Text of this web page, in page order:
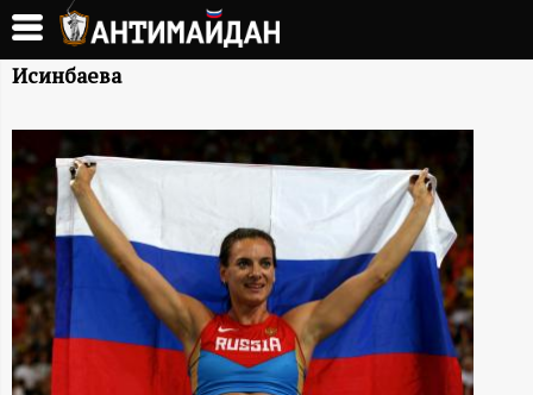
Перейти
основному
А
Н
Т
И
М
А
Исинбаева